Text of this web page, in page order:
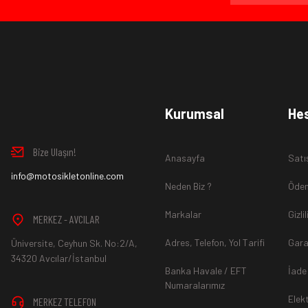
www.MotosikletOnline.com alışveriş sitesinden almış
Aksi durum söz konusu olduğunda
*İade ve Değişim sürecinde ürünlerin "Gönderici Ödemeli”
Bize Ulaşın!
info@motosikletonline.com
MERKEZ - AVCILAR
Üniversite, Ceyhun Sk. No:2/A,
34320 Avcılar/İstanbul
MERKEZ TELEFON
Kurumsal
Anasayfa
Neden Biz ?
Markalar
Adres, Telefon, Yol Tarifi
Banka Havale / EFT
Numaralarımız
İade